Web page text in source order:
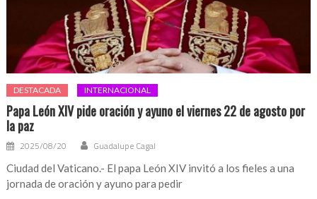
DESTACADA INTERNACIONAL
Papa León XIV pide oración y ayuno el viernes 22 de agosto por
la paz
2025/08/20 Guadalupe Cagal
Ciudad del Vaticano.- El papa León XIV invitó a los fieles a una
jornada de oración y ayuno para pedir